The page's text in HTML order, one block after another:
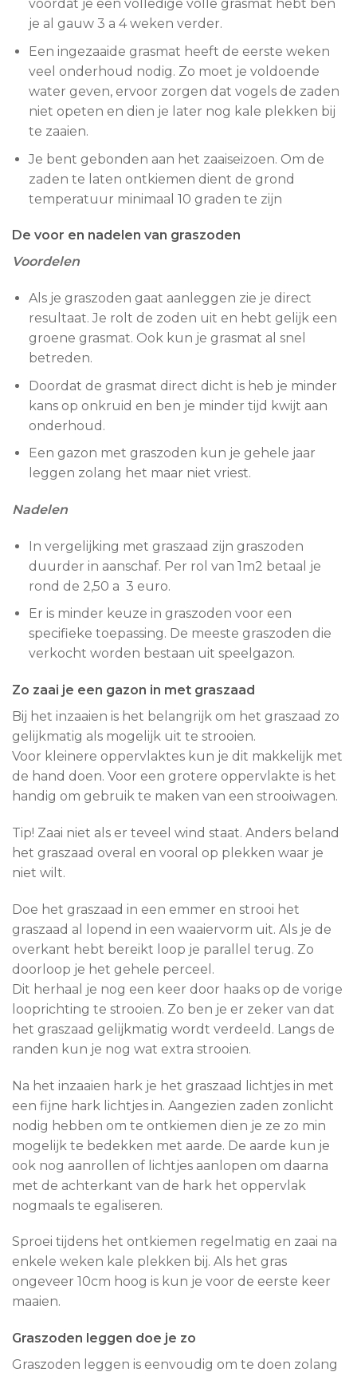
voordat je een volledige volle grasmat hebt ben
je al gauw 3 a 4 weken verder.
Een ingezaaide grasmat heeft de eerste weken
veel onderhoud nodig. Zo moet je voldoende
water geven, ervoor zorgen dat vogels de zaden
niet opeten en dien je later nog kale plekken bij
te zaaien.
Je bent gebonden aan het zaaiseizoen. Om de
zaden te laten ontkiemen dient de grond
temperatuur minimaal 10 graden te zijn
De voor en nadelen van graszoden
Voordelen
Als je graszoden gaat aanleggen zie je direct
resultaat. Je rolt de zoden uit en hebt gelijk een
groene grasmat. Ook kun je grasmat al snel
betreden.
Doordat de grasmat direct dicht is heb je minder
kans op onkruid en ben je minder tijd kwijt aan
onderhoud.
Een gazon met graszoden kun je gehele jaar
leggen zolang het maar niet vriest.
Nadelen
In vergelijking met graszaad zijn graszoden
duurder in aanschaf. Per rol van 1m2 betaal je
rond de 2,50 a 3 euro.
Er is minder keuze in graszoden voor een
specifieke toepassing. De meeste graszoden die
verkocht worden bestaan uit speelgazon.
Zo zaai je een gazon in met graszaad
Bij het inzaaien is het belangrijk om het graszaad zo
gelijkmatig als mogelijk uit te strooien.
Voor kleinere oppervlaktes kun je dit makkelijk met
de hand doen. Voor een grotere oppervlakte is het
handig om gebruik te maken van een strooiwagen.
Tip! Zaai niet als er teveel wind staat. Anders beland
het graszaad overal en vooral op plekken waar je
niet wilt.
Doe het graszaad in een emmer en strooi het
graszaad al lopend in een waaiervorm uit. Als je de
overkant hebt bereikt loop je parallel terug. Zo
doorloop je het gehele perceel.
Dit herhaal je nog een keer door haaks op de vorige
looprichting te strooien. Zo ben je er zeker van dat
het graszaad gelijkmatig wordt verdeeld. Langs de
randen kun je nog wat extra strooien.
Na het inzaaien hark je het graszaad lichtjes in met
een fijne hark lichtjes in. Aangezien zaden zonlicht
nodig hebben om te ontkiemen dien je ze zo min
mogelijk te bedekken met aarde. De aarde kun je
ook nog aanrollen of lichtjes aanlopen om daarna
met de achterkant van de hark het oppervlak
nogmaals te egaliseren.
Sproei tijdens het ontkiemen regelmatig en zaai na
enkele weken kale plekken bij. Als het gras
ongeveer 10cm hoog is kun je voor de eerste keer
maaien.
Graszoden leggen doe je zo
Graszoden leggen is eenvoudig om te doen zolang